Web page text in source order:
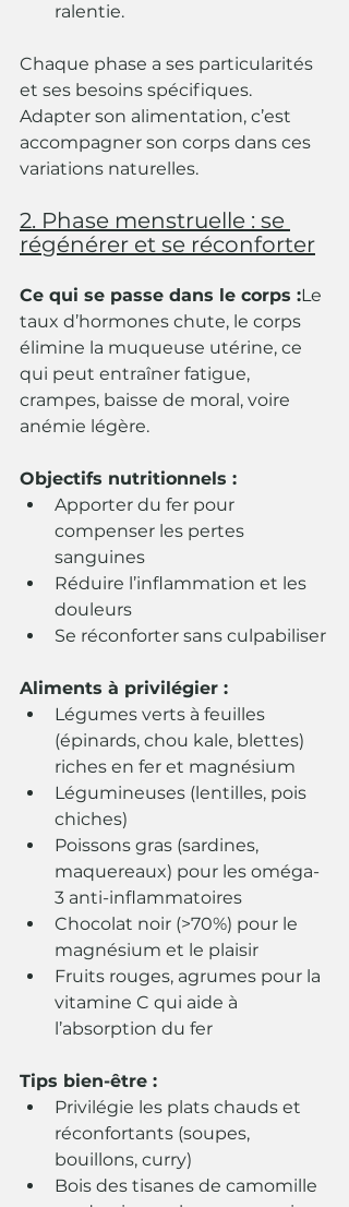
ralentie.
Chaque phase a ses particularités
et ses besoins spécifiques.
Adapter son alimentation, c’est
accompagner son corps dans ces
variations naturelles.
2. Phase menstruelle : se
régénérer et se réconforter
Ce qui se passe dans le corps :Le
taux d’hormones chute, le corps
élimine la muqueuse utérine, ce
qui peut entraîner fatigue,
crampes, baisse de moral, voire
anémie légère.
Objectifs nutritionnels :
Apporter du fer pour
compenser les pertes
sanguines
Réduire l’inflammation et les
douleurs
Se réconforter sans culpabiliser
Aliments à privilégier :
Légumes verts à feuilles
(épinards, chou kale, blettes)
riches en fer et magnésium
Légumineuses (lentilles, pois
chiches)
Poissons gras (sardines,
maquereaux) pour les oméga-
3 anti-inflammatoires
Chocolat noir (>70%) pour le
magnésium et le plaisir
Fruits rouges, agrumes pour la
vitamine C qui aide à
l’absorption du fer
Tips bien-être :
Privilégie les plats chauds et
réconfortants (soupes,
bouillons, curry)
Bois des tisanes de camomille